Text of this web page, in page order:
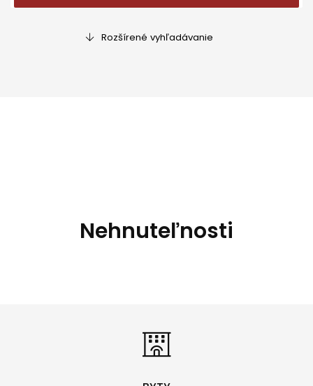
Rozšírené vyhľadávanie
Nehnuteľnosti